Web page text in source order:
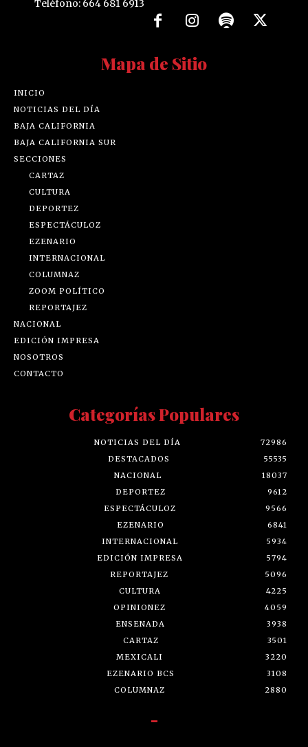
Teléfono: 664 681 6913
Mapa de Sitio
INICIO
NOTICIAS DEL DÍA
BAJA CALIFORNIA
BAJA CALIFORNIA SUR
SECCIONES
CARTAZ
CULTURA
DEPORTEZ
ESPECTÁCULOZ
EZENARIO
INTERNACIONAL
COLUMNAZ
ZOOM POLÍTICO
REPORTAJEZ
NACIONAL
EDICIÓN IMPRESA
NOSOTROS
CONTACTO
Categorías Populares
NOTICIAS DEL DÍA
72986
DESTACADOS
55535
NACIONAL
18037
DEPORTEZ
9612
ESPECTÁCULOZ
9566
EZENARIO
6841
INTERNACIONAL
5934
EDICIÓN IMPRESA
5794
REPORTAJEZ
5096
CULTURA
4225
OPINIONEZ
4059
ENSENADA
3938
CARTAZ
3501
MEXICALI
3220
EZENARIO BCS
3108
COLUMNAZ
2880
-